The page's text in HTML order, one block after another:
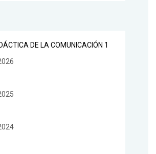
DE LA COMUNICACIÓN 1